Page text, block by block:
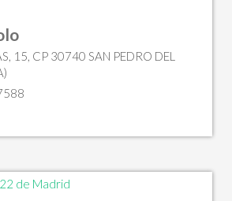
15, CP 30740 SAN PEDRO DEL